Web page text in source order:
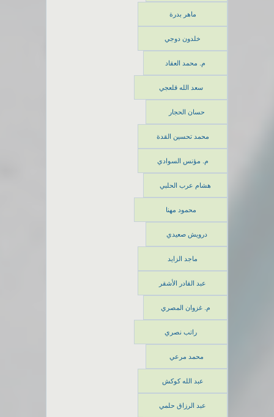
ماهر بدرة
خلدون دوجي
م. محمد العقاد
سعد الله قلعجي
حسان الحجار
محمد تحسين القدة
م. مؤنس السوادي
هشام عرب الحلبي
محمود مهنا
درويش صعيدي
ماجد الزايد
عبد القادر الأشقر
م. غزوان المصري
راتب نصري
محمد مرعي
عبد الله كوكش
عبد الرزاق حلمي